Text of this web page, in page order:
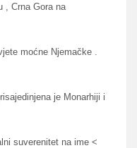
, Crna Gora na
moćne Njemačke .
je Monarhiji i
suverenitet na ime <